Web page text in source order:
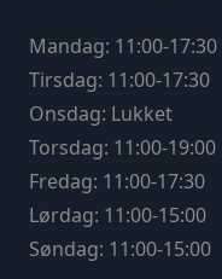
Mandag: 11:00-17:30
Tirsdag: 11:00-17:30
Onsdag: Lukket
Torsdag: 11:00-19:00
Fredag: 11:00-17:30
Lørdag: 11:00-15:00
Søndag: 11:00-15:00